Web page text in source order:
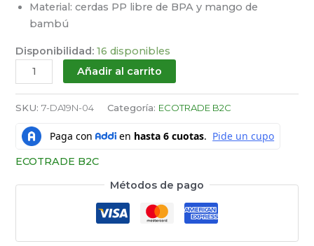
Material: cerdas PP libre de BPA y mango de
bambú
Disponibilidad: 16 disponibles
Añadir al carrito
SKU:7-DA19N-04 Categoría: ECOTRADE B2C
ECOTRADE B2C
Métodos de pago